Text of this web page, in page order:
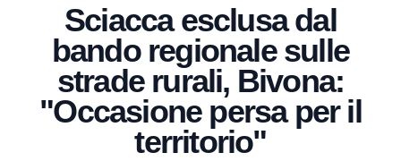
Sciacca esclusa dal
bando regionale sulle
strade rurali, Bivona:
"Occasione persa per il
territorio"